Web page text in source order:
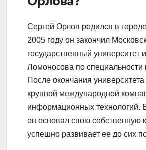
Сергей Орлов родился в
2005 году он закончил
государственный университет
Ломоносова по специальности
После окончания
крупной международной
информационных технологий.
он основал свою собственную
успешно развивает ее до сих